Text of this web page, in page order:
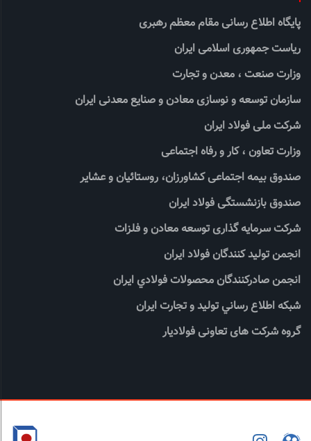
پایگاه اطلاع رسانی مقام معظم رهبری
ریاست جمهوری اسلامی ایران
وزارت صنعت ، معدن و تجارت
سازمان توسعه و نوسازی معادن و صنایع معدنی ایران
شرکت ملی فولاد ایران
وزارت تعاون ، کار و رفاه اجتماعی
صندوق بیمه اجتماعی کشاورزان، روستائیان و عشایر
صندوق بازنشستگی فولاد ایران
شرکت سرمایه گذاری توسعه معادن و فلزات
انجمن تولید کنندگان فولاد ایران
انجمن صادركنندگان محصولات فولادي ايران
شبكه اطلاع رساني توليد و تجارت ايران
گروه شرکت های تعاونی فولادیار